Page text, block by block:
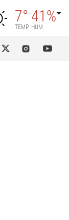
7°
TEMP
41%
HUM